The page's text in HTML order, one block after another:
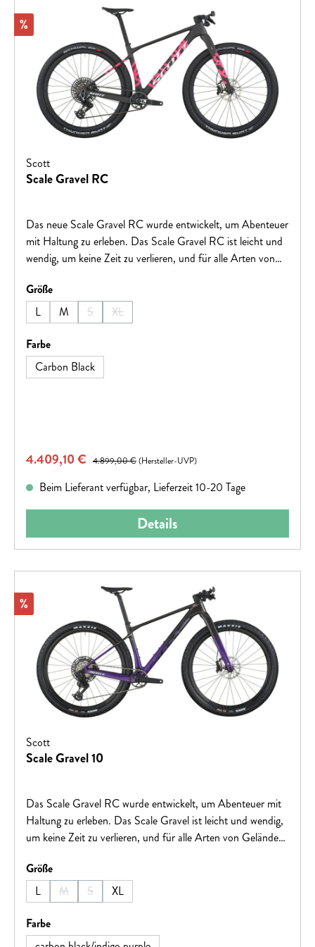
Rabatt
%
Scott
Scale Gravel RC
Das neue Scale Gravel RC wurde entwickelt, um Abenteuer
mit Haltung zu erleben. Das Scale Gravel RC ist leicht und
wendig, um keine Zeit zu verlieren, und für alle Arten von
Egal, was zwischen dir und der Ziellinie liegt, kannst du dir
sicher sein, dass du immer in kürzester Zeit ans Ziel
kommst.Hinweis: Fahrradspezifikationen können ohne
vorherige Ankündigung geändert werden.
Größeauswählen
L
M S
(Diese Option ist zurzeit nicht verfügbar.)
XL
(Diese Option ist zurzeit nicht verfügbar.)
Farbeauswählen
Carbon Black
Verkaufspreis:
4.409,10 € Regulärer Preis:
4.899,00 €(Hersteller-UVP)
Beim Lieferant verfügbar, Lieferzeit 10-20 Tage
Details
Rabatt
%
Scott
Scale Gravel 10
Das Scale Gravel RC wurde entwickelt, um Abenteuer mit
Haltung zu erleben. Das Scale Gravel ist leicht und wendig,
um keine Zeit zu verlieren, und für alle Arten von Gelände
Fahrradspezifikationen können ohne vorherige Ankündigung
geändert werden.
Größeauswählen
L
M
(Diese Option ist zurzeit nicht verfügbar.)
S
(Diese Option ist zurzeit nicht verfügbar.)
XL
Farbeauswählen